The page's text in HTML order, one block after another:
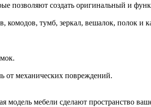
позволяют создать оригинальный и
тумб, зеркал, вешалок, полок и
от механических повреждений.
модель мебели сделают пространство